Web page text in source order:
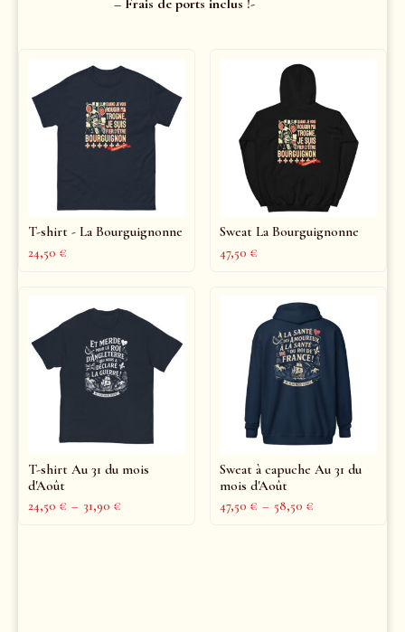
– Frais de ports inclus !-
T-shirt - La Bourguignonne
24,50 €
Sweat La Bourguignonne
47,50 €
T-shirt Au 31 du mois
d'Août
24,50 € – 31,90 €
Sweat à capuche Au 31 du
mois d'Août
47,50 € – 58,50 €